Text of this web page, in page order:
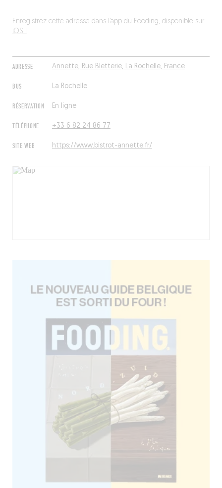
ADRESSE Annette, Rue Bletterie, La Rochelle, France
BUS La Rochelle
RÉSERVATION En ligne
TÉLÉPHONE +33 6 82 24 86 77
SITE WEB https://www.bistrot-annette.fr/
Enregistrez cette adresse dans l’app du Fooding, disponible sur
iOS !